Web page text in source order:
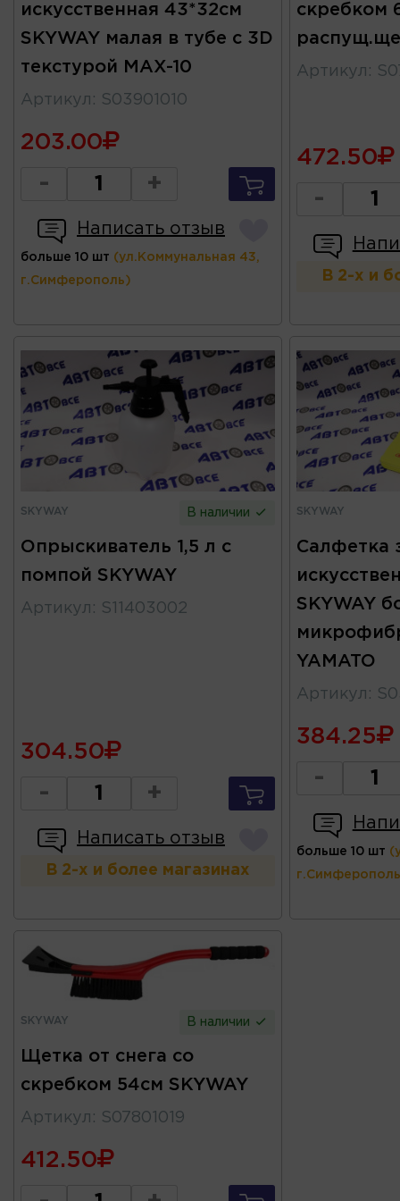
искусственная 43*32см
SKYWAY малая в тубе c 3D
текстурой MAX-10
Артикул : S03901010
203.00
- +
Написать отзыв
больше 10 шт (ул.Коммунальная 43,
г.Симферополь)
скребком
Артикул :
472.50
-
В 2-х и
SKYWAY В наличии
Опрыскиватель 1,5 л с
помпой SKYWAY
Артикул : S11403002
304.50
- +
Написать отзыв
В 2-х и более магазинах
SKYWAY
Салфетка
SKYWAY
YAMATO
Артикул :
384.25
-
больше 10 шт
SKYWAY В наличии
Щетка от снега со
скребком 54см SKYWAY
Артикул : S07801019
412.50